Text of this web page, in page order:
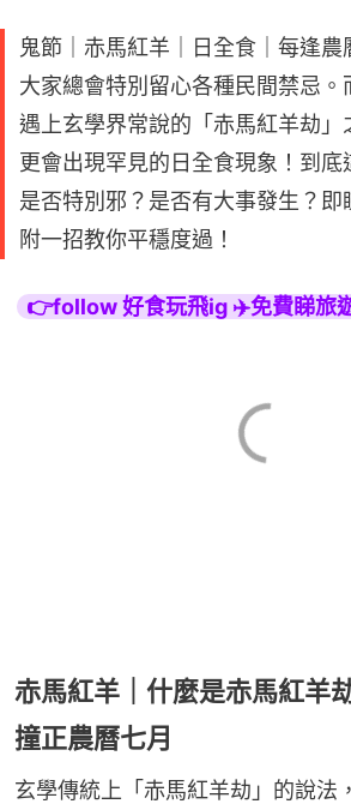
鬼節｜赤馬紅羊｜日全食｜每逢農
大家總會特別留心各種民間禁忌
遇上玄學界常說的「赤馬紅羊劫」
更會出現罕見的日全食現象！到
是否特別邪？是否有大事發生？即
附一招教你平穩度過！
👉follow 好食玩飛ig ✈️免費睇旅
赤馬紅羊｜什麼是赤馬紅羊
撞正農曆七月
玄學傳統上「赤馬紅羊劫」的說法